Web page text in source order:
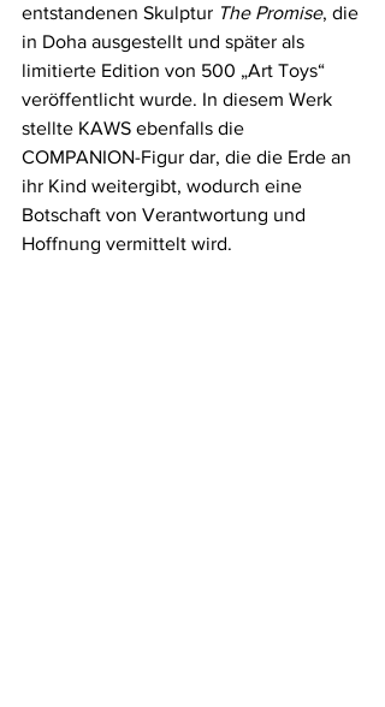
entstandenen Skulptur The Promise, die
in Doha ausgestellt und später als
limitierte Edition von 500 „Art Toys“
veröffentlicht wurde. In diesem Werk
stellte KAWS ebenfalls die
COMPANION-Figur dar, die die Erde an
ihr Kind weitergibt, wodurch eine
Botschaft von Verantwortung und
Hoffnung vermittelt wird.